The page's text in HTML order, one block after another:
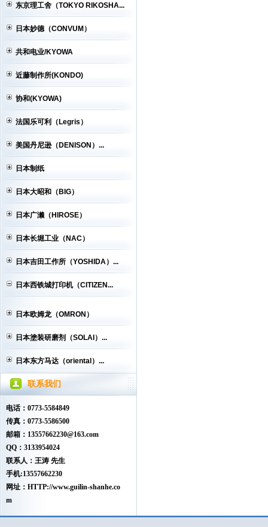
东京理工舍（TOKYO RIKOSHA...
日本妙德（CONVUM）
共和电业/KYOWA
近藤制作所(KONDO)
协和(KYOWA)
法国乐可利（Legris）
美国丹尼逊（DENISON）...
日本制纸
日本大昭和（BIG）
日本广濑（HIROSE）
日本长堀工业（NAC）
日本吉田工作所（YOSHIDA）...
日本西铁城打印机（CITIZEN...
日本欧姆龙（OMRON）
日本塗装研磨剂（SOLAI）...
日本东方马达（oriental）...
联系我们
电话：0773-5584849
传真：0773-5586500
邮箱：13557662230@163.com
QQ：3133954024
联系人：王涛 先生
手机:13557662230
网址：HTTP://www.guilin-shanhe.co
m